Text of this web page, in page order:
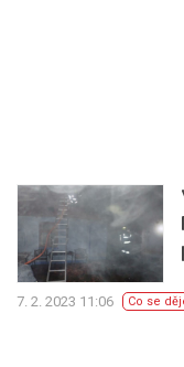
7. 2. 2023 11:06 Co se